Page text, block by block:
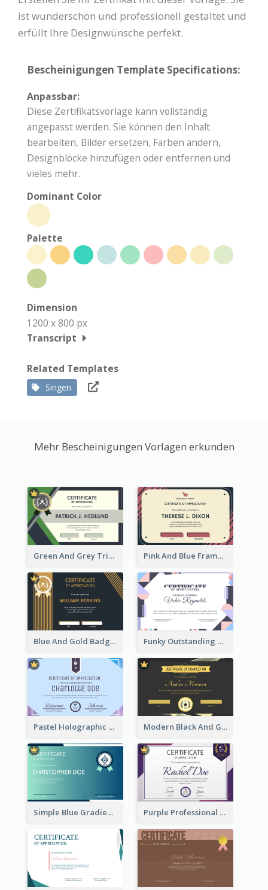
ist wunderschön und professionell gestaltet und
erfüllt Ihre Designwünsche perfekt.
Bescheinigungen Template Specifications:
Anpassbar:
Diese Zertifikatsvorlage kann vollständig
angepasst werden. Sie können den Inhalt
bearbeiten, Bilder ersetzen, Farben ändern,
Designblöcke hinzufügen oder entfernen und
vieles mehr.
Dominant Color
Palette
Dimension
1200 x 800 px
Transcript
Related Templates
Singen
Mehr Bescheinigungen Vorlagen erkunden
Green And Grey Triangles With Badge Certificate Pink And Blue Frame Company Certificate
Blue And Gold Badge Appreciation Certificate Funky Outstanding Shapes Certificate Design Template Ideas
Pastel Holographic Certificate Of Appreciation Modern Black And Gold Certificate Design Ideas
Simple Blue Gradient Certificate Purple Professional And Elegant Reward Certificate Design